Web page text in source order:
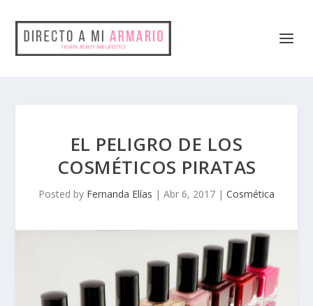
EL PELIGRO DE LOS
COSMÉTICOS PIRATAS
Posted by Fernanda Elías | Abr 6, 2017 | Cosmética